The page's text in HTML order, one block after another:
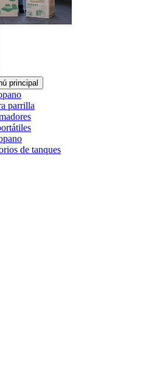
principal
parrilla
de tanques